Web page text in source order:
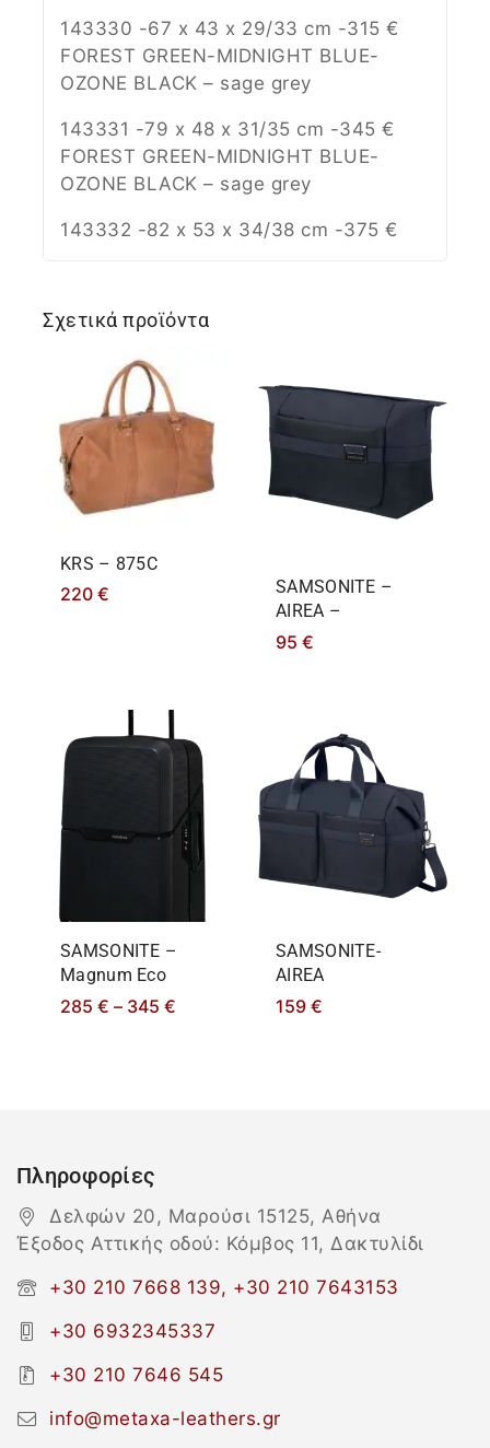
143330 -67 x 43 x 29/33 cm -315 €
FOREST GREEN-MIDNIGHT BLUE-
OZONE BLACK – sage grey
143331 -79 x 48 x 31/35 cm -345 €
FOREST GREEN-MIDNIGHT BLUE-
OZONE BLACK – sage grey
143332 -82 x 53 x 34/38 cm -375 €
Σχετικά προϊόντα
KRS – 875C
220 €
SAMSONITE –
AIREA –
95 €
SAMSONITE –
Magnum Eco
285 € – 345 €
SAMSONITE-
AIREA
159 €
Πληροφορίες
Δελφών 20, Μαρούσι 15125, Αθήνα
Έξοδος Αττικής οδού: Κόμβος 11, Δακτυλίδι
+30 210 7668 139, +30 210 7643153
+30 6932345337
+30 210 7646 545
info@metaxa-leathers.gr